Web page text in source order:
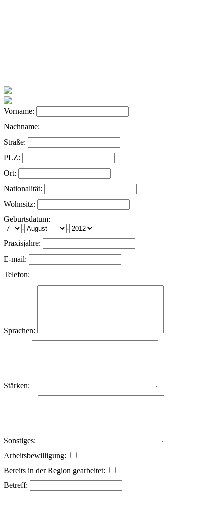
Vorname:
Nachname:
Straße:
PLZ:
Ort:
Nationalität:
Wohnsitz:
Geburtsdatum:
-
-
Praxisjahre:
E-mail:
Telefon:
Sprachen:
Stärken:
Sonstiges:
Arbeitsbewilligung:
Bereits in der Region gearbeitet:
Betreff: